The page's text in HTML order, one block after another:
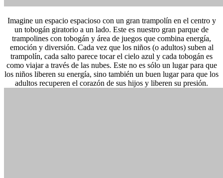
Imagine un espacio espacioso con un gran trampolín en el centro y
un tobogán giratorio a un lado. Este es nuestro gran parque de
trampolines con tobogán y área de juegos que combina energía,
emoción y diversión. Cada vez que los niños (o adultos) suben al
trampolín, cada salto parece tocar el cielo azul y cada tobogán es
como viajar a través de las nubes. Este no es sólo un lugar para que
los niños liberen su energía, sino también un buen lugar para que los
adultos recuperen el corazón de sus hijos y liberen su presión.